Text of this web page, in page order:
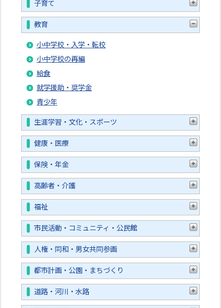
子育て
教育
小中学校・入学・転校
小中学校の再編
給食
就学援助・奨学金
青少年
生涯学習・文化・スポーツ
健康・医療
保険・年金
高齢者・介護
福祉
市民活動・コミュニティ・公民館
人権・同和・男女共同参画
都市計画・公園・まちづくり
道路・河川・水路